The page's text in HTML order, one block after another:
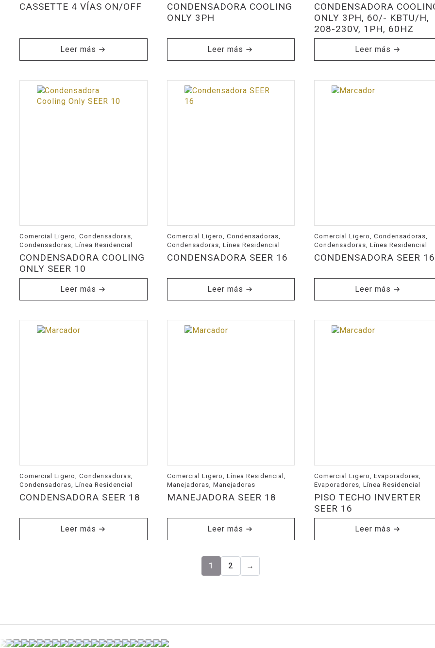
CASSETTE 4 VÍAS ON/OFF
Leer más
CONDENSADORA COOLING
ONLY 3PH
Leer más
CONDENSADORA
ONLY 3PH, 60/- KBTU/H,
208-230V, 1PH, 60HZ
Leer más
Comercial Ligero, Condensadoras,
Condensadoras, Línea Residencial
CONDENSADORA COOLING
ONLY SEER 10
Leer más
Comercial Ligero, Condensadoras,
Condensadoras, Línea Residencial
CONDENSADORA SEER 16
Leer más
Comercial Ligero, Condensadoras,
Condensadoras, Línea Residencial
CONDENSADORA SEER 16
Leer más
Comercial Ligero, Condensadoras,
Condensadoras, Línea Residencial
CONDENSADORA SEER 18
Leer más
Comercial Ligero, Línea Residencial,
Manejadoras, Manejadoras
MANEJADORA SEER 18
Leer más
Comercial Ligero, Evaporadores,
Evaporadores, Línea Residencial
PISO TECHO INVERTER
SEER 16
Leer más
1 2 →